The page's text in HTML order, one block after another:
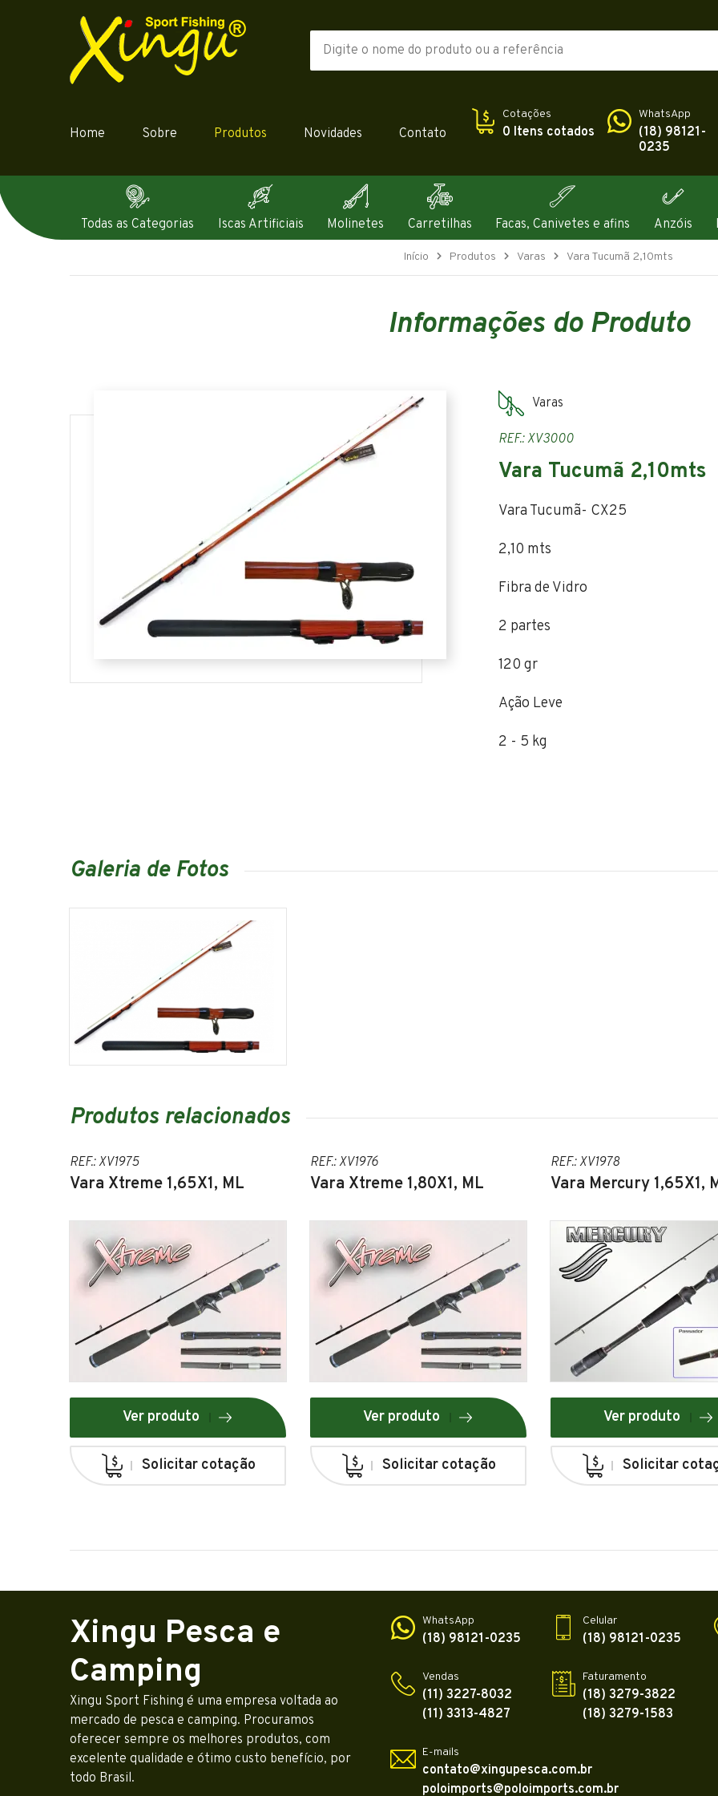
Home Sobre Produtos Novidades Contato
Cotações
0 Itens cotados
WhatsApp
(18) 98121-
0235
Todas as Categorias Iscas Artificiais Molinetes Carretilhas Facas, Canivetes e afins Anzóis
Início Produtos Varas Vara Tucumã 2,10mts
Informações do Produto
Varas
REF.: XV3000
Vara Tucumã 2,10mts
Vara Tucumã- CX25
2,10 mts
Fibra de Vidro
2 partes
120 gr
Ação Leve
2 - 5 kg
Galeria de Fotos
Produtos relacionados
REF.: XV1975
Vara Xtreme 1,65X1, ML
Ver produto
Solicitar cotação
REF.: XV1976
Vara Xtreme 1,80X1, ML
Ver produto
Solicitar cotação
REF.: XV1978
Vara Mercury 1,65X1,
Ver produto
Solicitar
Xingu Pesca e
Camping
Xingu Sport Fishing é uma empresa voltada ao
mercado de pesca e camping. Procuramos
oferecer sempre os melhores produtos, com
excelente qualidade e ótimo custo benefício, por
todo Brasil.
WhatsApp
(18) 98121-0235
Celular
(18) 98121-0235
Vendas
(11) 3227-8032
(11) 3313-4827
Faturamento
(18) 3279-3822
(18) 3279-1583
E-mails
contato@xingupesca.com.br
poloimports@poloimports.com.br